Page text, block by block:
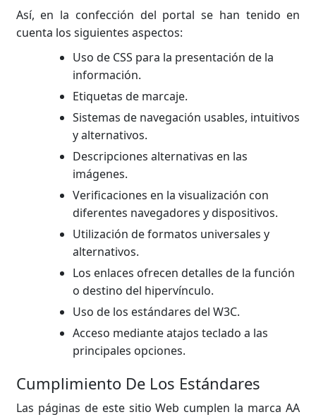
Nuestra Marca
Así, en la confección del portal se han tenido en
cuenta los siguientes aspectos:
Uso de CSS para la presentación de la
información.
Etiquetas de marcaje.
Sistemas de navegación usables, intuitivos
y alternativos.
Descripciones alternativas en las
imágenes.
Verificaciones en la visualización con
diferentes navegadores y dispositivos.
Utilización de formatos universales y
alternativos.
Los enlaces ofrecen detalles de la función
o destino del hipervínculo.
Uso de los estándares del W3C.
Acceso mediante atajos teclado a las
principales opciones.
Cumplimiento De Los Estándares
Las páginas de este sitio Web cumplen la marca AA